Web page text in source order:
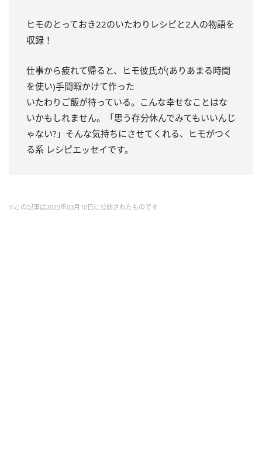
ヒモのとっておき22のいたわりレシピと2人の物語を
収録！
仕事から疲れて帰ると、ヒモ彼氏が(ありあまる時間
を使い)手間暇かけて作った
いたわりご飯が待っている。こんな幸せなことはな
いかもしれません。「思う存分休んでみてもいいんじ
ゃない?」そんな気持ちにさせてくれる、ヒモがつく
る系 レシピエッセイです。
※この記事は2023年03月10日に公開されたものです